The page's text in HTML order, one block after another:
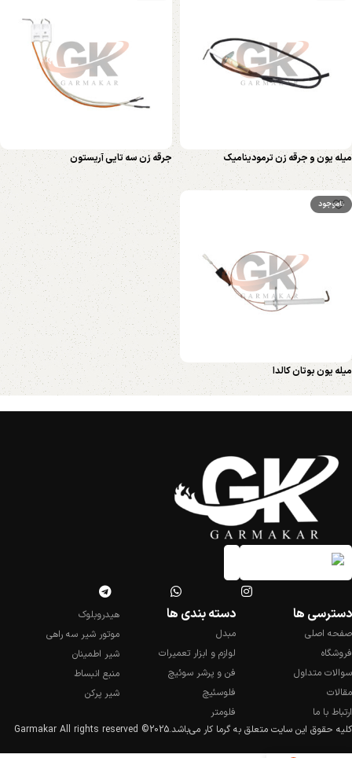
میله یون و جرقه زن ترمودینامیک جرقه زن سه تایی آریستون
ناموجود
میله یون بوتان کالدا
دسترسی ها
صفحه اصلی
فروشگاه
سوالات متداول
مقالات
ارتباط با ما
دسته بندی ها
مبدل
لوازم و ابزار تعمیرات
فن و پرشر سوئیچ
فلوسئیچ
فلومتر
هیدروبلوک
موتور شیر سه راهی
شیر اطمینان
منبع انبساط
شیر پرکن
کلیه حقوق این سایت متعلق به گرما کار می‌باشد.2025© Garmakar All rights reserved